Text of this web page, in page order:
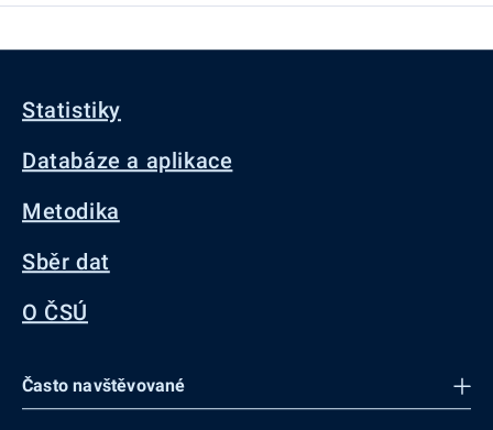
Statistiky
Databáze a aplikace
Metodika
Sběr dat
O ČSÚ
Často navštěvované